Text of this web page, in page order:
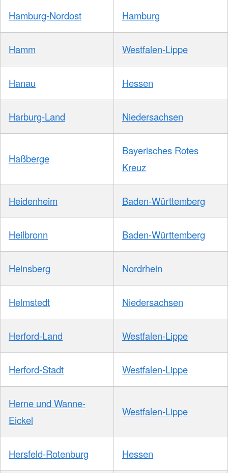
Hamburg-Nordost Hamburg
Hamm Westfalen-Lippe
Hanau Hessen
Harburg-Land Niedersachsen
Haßberge
Bayerisches Rotes
Kreuz
Heidenheim Baden-Württemberg
Heilbronn Baden-Württemberg
Heinsberg Nordrhein
Helmstedt Niedersachsen
Herford-Land Westfalen-Lippe
Herford-Stadt Westfalen-Lippe
Herne und Wanne-
Eickel
Westfalen-Lippe
Hersfeld-Rotenburg Hessen